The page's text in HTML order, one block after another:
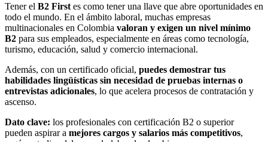
Tener el B2 First es como tener una llave que abre oportunidades en
todo el mundo. En el ámbito laboral, muchas empresas
multinacionales en Colombia valoran y exigen un nivel mínimo
B2 para sus empleados, especialmente en áreas como tecnología,
turismo, educación, salud y comercio internacional.
Además, con un certificado oficial, puedes demostrar tus
habilidades lingüísticas sin necesidad de pruebas internas o
entrevistas adicionales, lo que acelera procesos de contratación y
ascenso.
Dato clave: los profesionales con certificación B2 o superior
pueden aspirar a mejores cargos y salarios más competitivos,